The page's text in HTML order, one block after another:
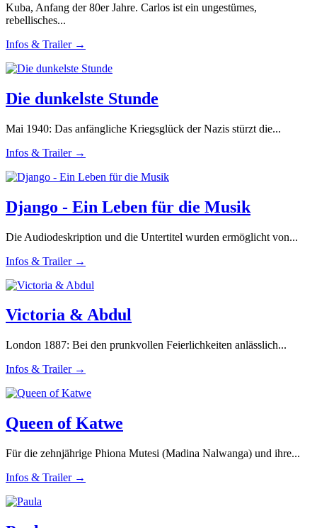
Kuba, Anfang der 80er Jahre. Carlos ist ein ungestümes,
rebellisches...
Infos & Trailer →
Die dunkelste Stunde
Mai 1940: Das anfängliche Kriegsglück der Nazis stürzt die...
Infos & Trailer →
Django - Ein Leben für die Musik
Die Audiodeskription und die Untertitel wurden ermöglicht von...
Infos & Trailer →
Victoria & Abdul
London 1887: Bei den prunkvollen Feierlichkeiten anlässlich...
Infos & Trailer →
Queen of Katwe
Für die zehnjährige Phiona Mutesi (Madina Nalwanga) und ihre...
Infos & Trailer →